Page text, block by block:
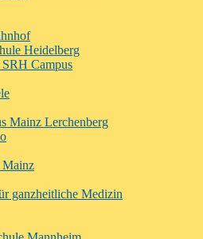
Heidelberg
Campus
Mainz Lerchenberg
Mainz
ganzheitliche Medizin